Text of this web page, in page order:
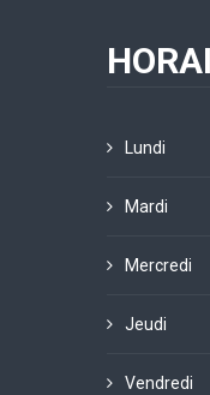
Lundi
Mardi
Mercredi
Jeudi
Vendredi